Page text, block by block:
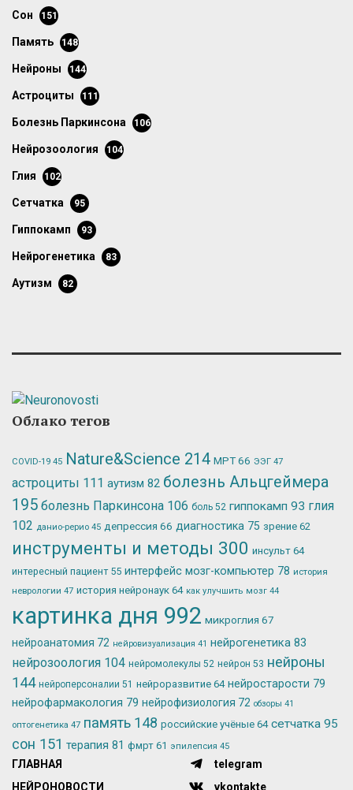
сон 151
память 148
нейроны 144
астроциты 111
болезнь Паркинсона 106
нейрозоология 104
глия 102
сетчатка 95
гиппокамп 93
нейрогенетика 83
аутизм 82
Облако тегов
COVID-19 45 Nature&Science 214 МРТ66 ЭЭГ 47
астроциты 111 аутизм 82 болезнь Альцгеймера
195 болезнь Паркинсона 106 боль 52 гиппокамп 93 глия
102 данио-рерио 45 депрессия 66 диагностика 75 зрение 62
инструменты и методы 300 инсульт 64
интересный пациент 55 интерфейс мозг-компьютер 78 история
неврологии 47 история нейронаук 64 как улучшить мозг 44
картинка дня 992 микроглия 67
нейроанатомия 72 нейровизуализация 41 нейрогенетика 83
нейрозоология 104 нейромолекулы 52 нейрон 53 нейроны
144 нейроперсоналии 51 нейроразвитие 64 нейростарости 79
нейрофармакология 79 нейрофизиология 72 обзоры 41
оптогенетика 47 память 148 российские учёные 64 сетчатка 95
сон 151 терапия 81 фмрт 61 эпилепсия 45
ГЛАВНАЯ
НЕЙРОНОВОСТИ
telegram
vkontakte